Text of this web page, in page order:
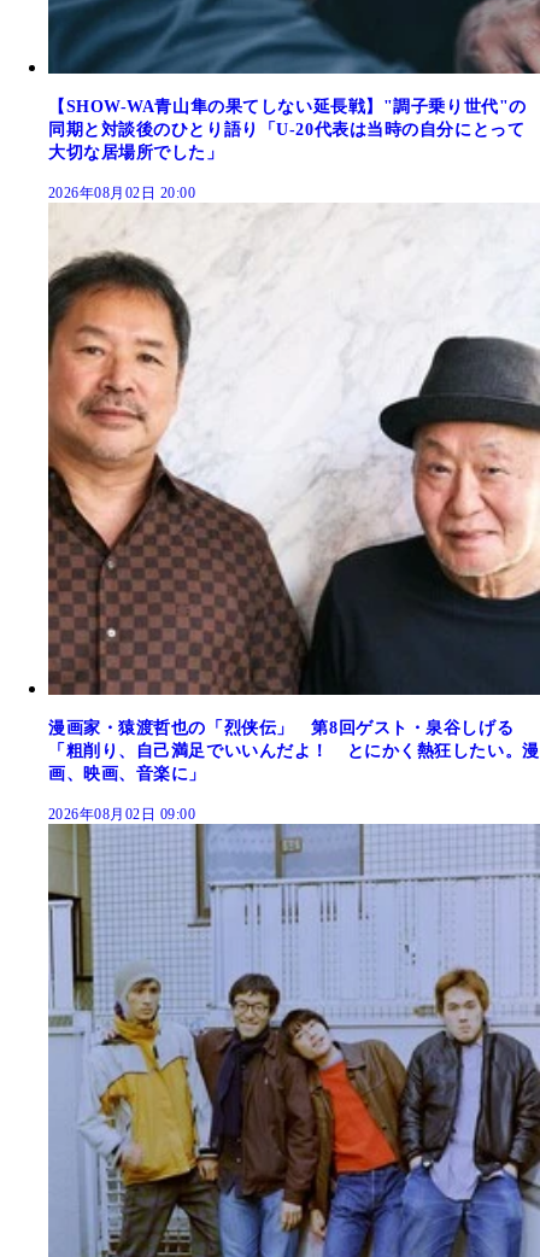
【SHOW-WA青山隼の果てしない延長戦】"調子乗り世代"の
同期と対談後のひとり語り「U-20代表は当時の自分にとって
大切な居場所でした」
2026年08月02日 20:00
漫画家・猿渡哲也の「烈侠伝」 第8回ゲスト・泉谷しげる
「粗削り、自己満足でいいんだよ！ とにかく熱狂したい。漫
画、映画、音楽に」
2026年08月02日 09:00